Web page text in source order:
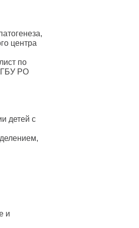
центра
по
ГБУ РО
детей с
и